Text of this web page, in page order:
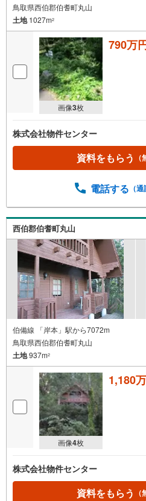
鳥取県西伯郡伯耆町丸山
土地1027m2
画像3枚
790万
株式会社物件センター
資料をもらう （
電話する （
西伯郡伯耆町丸山
伯備線 「岸本」駅から7072m
鳥取県西伯郡伯耆町丸山
土地937m2
画像4枚
1,180
株式会社物件センター
資料をもらう （